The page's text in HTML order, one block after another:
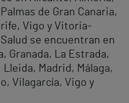
de Gran Canaria,
Vigo y Vitoria-
se encuentran en
Granada, La Estrada,
Lleida, Madrid, Málaga,
Vilagarcía, Vigo y